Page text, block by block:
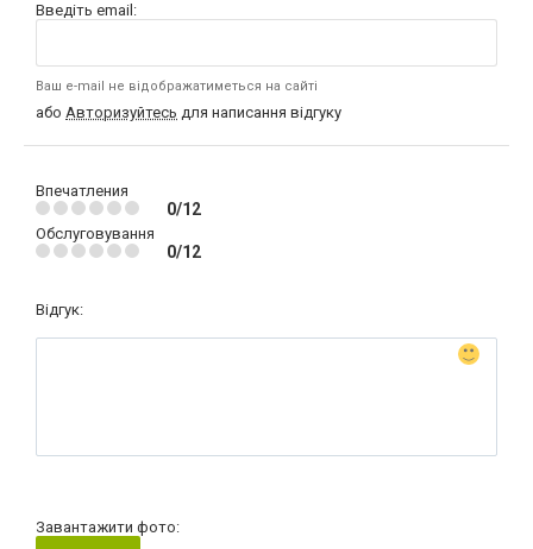
Введіть email:
Ваш e-mail не відображатиметься на сайті
або Авторизуйтесь для написання відгуку
Впечатления
0/12
Обслуговування
0/12
Відгук:
Завантажити фото: